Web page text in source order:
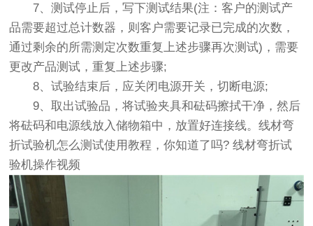
7、测试停止后，写下测试结果(注：客户的测试产
品需要超过总计数器，则客户需要记录已完成的次数，
通过剩余的所需测定次数重复上述步骤再次测试)，需要
更改产品测试，重复上述步骤;
8、试验结束后，应关闭电源开关，切断电源;
9、取出试验品，将试验夹具和砝码擦拭干净，然后
将砝码和电源线放入储物箱中，放置好连接线。线材弯
折试验机怎么测试使用教程，你知道了吗? 线材弯折试
验机操作视频